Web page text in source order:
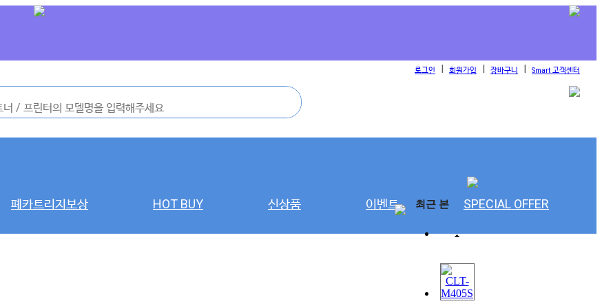
최근 본
로그인 l 회원가입 l 장바구니 l Smart 고객센터
폐카트리지보상 HOT BUY 신상품 이벤트 SPECIAL OFFER